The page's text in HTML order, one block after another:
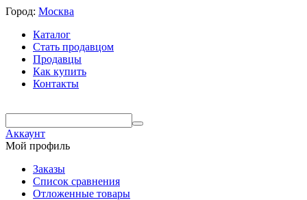
Город: Москва
Каталог
Стать продавцом
Продавцы
Как купить
Контакты
Аккаунт
Мой профиль
Заказы
Список сравнения
Отложенные товары